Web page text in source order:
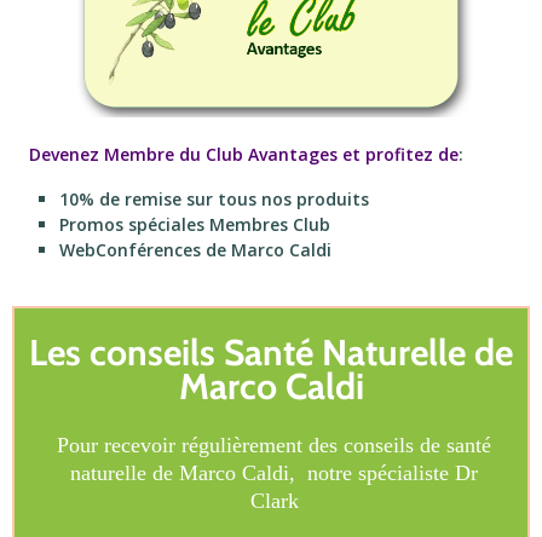
Devenez Membre du Club Avantages et profitez de:
10% de remise sur tous nos produits
Promos spéciales Membres Club
WebConférences de Marco Caldi